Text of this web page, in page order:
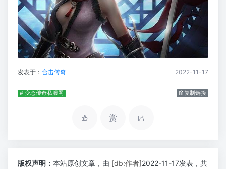
发表于： 合击传奇 2022-11-17
# 变态传奇私服网 复制链接
赏
版权声明： 本站原创文章，由 [db:作者]2022-11-17发表，共